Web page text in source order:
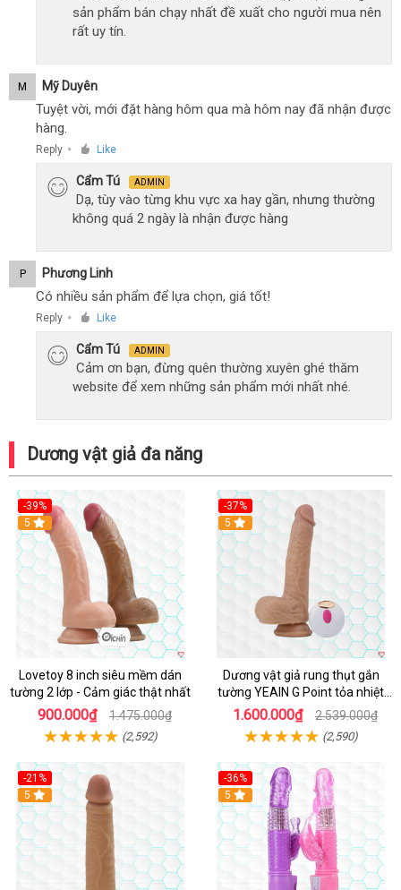
sản phẩm bán chạy nhất đề xuất cho người mua nên
rất uy tín.
M Mỹ Duyên
Tuyệt vời, mới đặt hàng hôm qua mà hôm nay đã nhận được
hàng.
Reply ● Like
Cẩm Tú ADMIN
Dạ, tùy vào từng khu vực xa hay gần, nhưng thường
không quá 2 ngày là nhận được hàng
P Phương Linh
Có nhiều sản phẩm để lựa chọn, giá tốt!
Reply ● Like
Cẩm Tú ADMIN
Cảm ơn bạn, đừng quên thường xuyên ghé thăm
website để xem những sản phẩm mới nhất nhé.
Dương vật giả đa năng
-39%
Hot
5
Lovetoy 8 inch siêu mềm dán
tường 2 lớp - Cảm giác thật nhất
900.000₫ 1.475.000₫
(2,592)
-37%
5
Dương vật giả rung thụt gắn
tường YEAIN G Point tỏa nhiệt
điều khiển từ xa
1.600.000₫ 2.539.000₫
(2,590)
-21%
Hot
5
-36%
Hot
5